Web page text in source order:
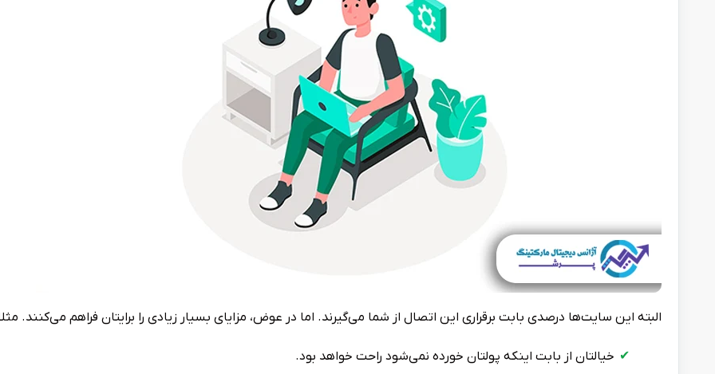
البته این سایت‌ها درصدی بابت برقراری این اتصال از شما می‌گیرند. اما در عوض، مزایای بسیار زیادی را برایتان فراهم می‌کنند.
خیالتان از بابت اینکه پولتان خورده نمی‌شود راحت خواهد بود.